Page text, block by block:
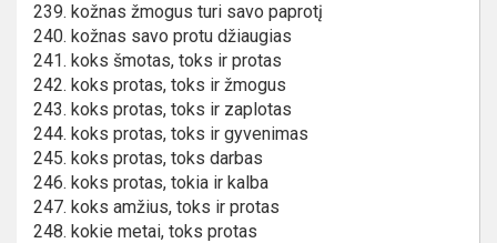
239. kožnas žmogus turi savo paprotį
240. kožnas savo protu džiaugias
241. koks šmotas, toks ir protas
242. koks protas, toks ir žmogus
243. koks protas, toks ir zaplotas
244. koks protas, toks ir gyvenimas
245. koks protas, toks darbas
246. koks protas, tokia ir kalba
247. koks amžius, toks ir protas
248. kokie metai, toks protas